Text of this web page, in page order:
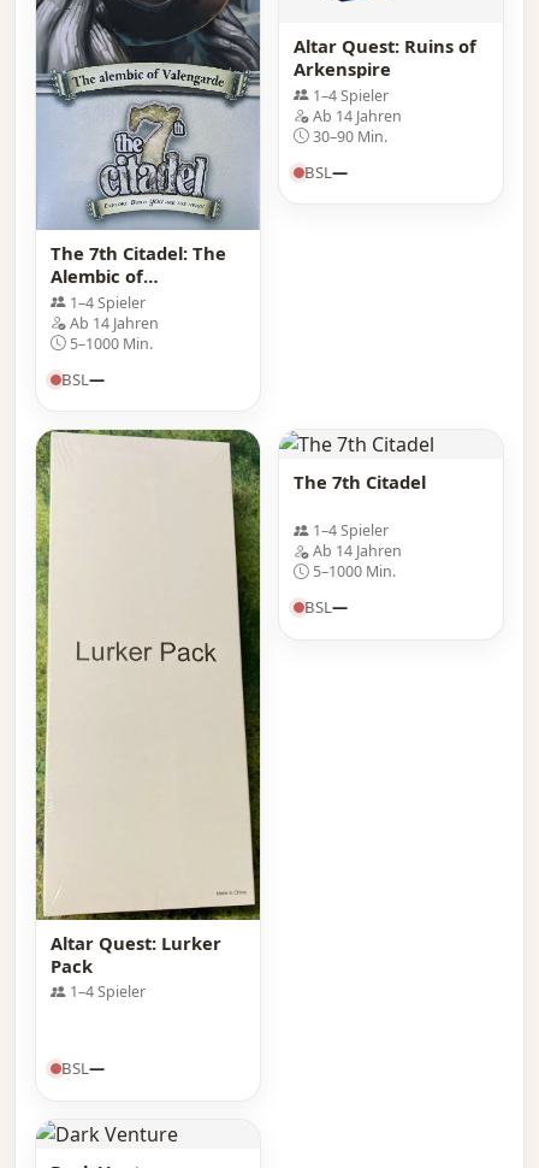
The 7th Citadel: The
Alembic of
Valengarde
1–4 Spieler
Ab 14 Jahren
5–1000 Min.
BSL —
Altar Quest: Ruins of
Arkenspire
1–4 Spieler
Ab 14 Jahren
30–90 Min.
BSL —
Altar Quest: Lurker
Pack
1–4 Spieler
BSL—
The 7th Citadel
1–4 Spieler
Ab 14 Jahren
5–1000 Min.
BSL—